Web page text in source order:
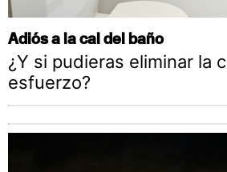
Adiós a la cal del baño
¿Y si pudieras eliminar la
esfuerzo?